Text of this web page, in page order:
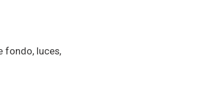
fondo, luces,